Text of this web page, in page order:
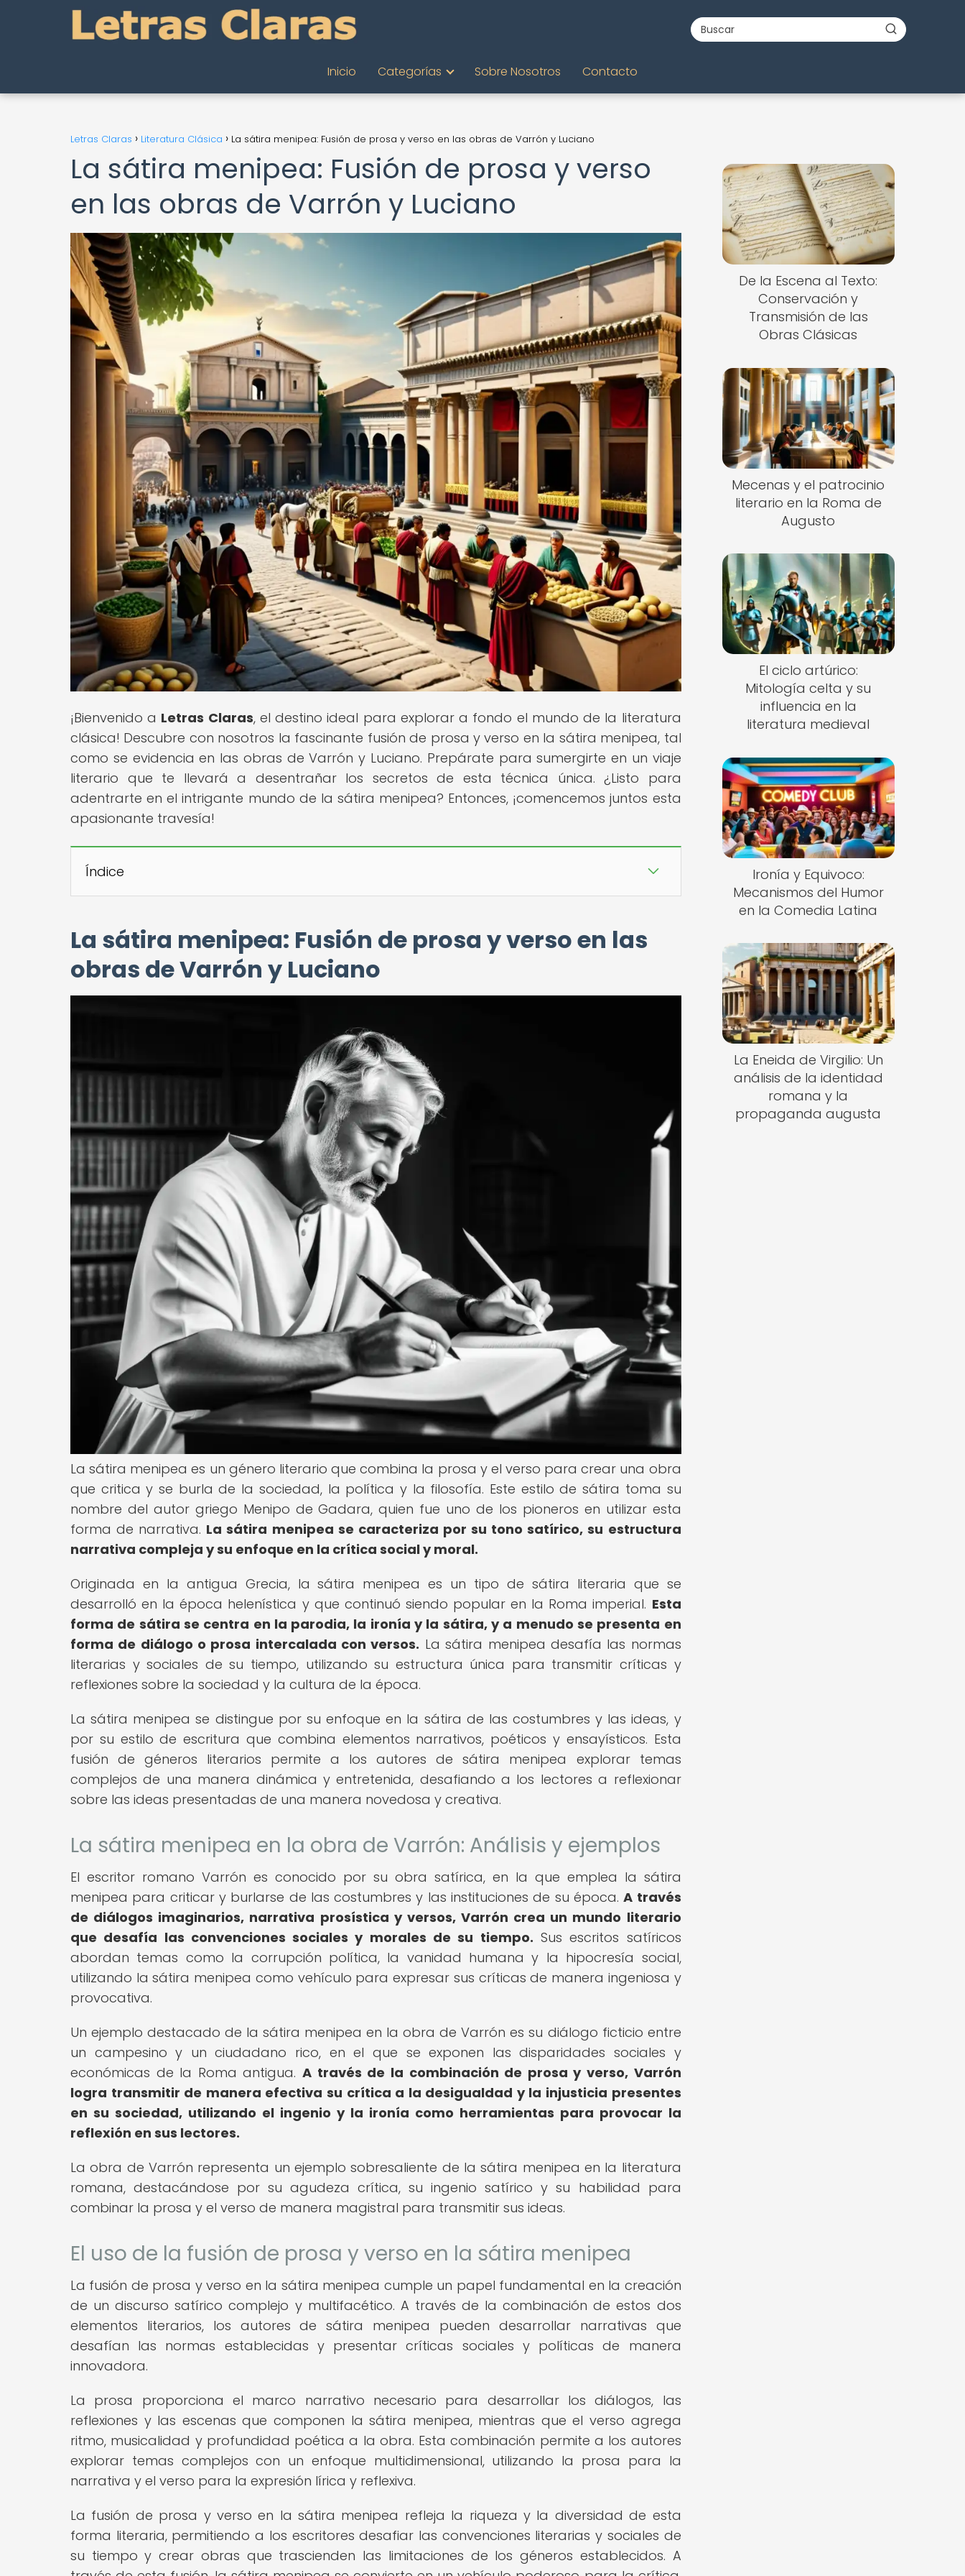
Inicio Categorías Sobre Nosotros Contacto
Letras Claras Literatura Clásica La sátira menipea: Fusión de prosa y verso en las obras de Varrón y Luciano
La sátira menipea: Fusión de prosa y verso
en las obras de Varrón y Luciano
¡Bienvenido a Letras Claras, el destino ideal para explorar a fondo el mundo de la literatura
clásica! Descubre con nosotros la fascinante fusión de prosa y verso en la sátira menipea, tal
como se evidencia en las obras de Varrón y Luciano. Prepárate para sumergirte en un viaje
literario que te llevará a desentrañar los secretos de esta técnica única. ¿Listo para
adentrarte en el intrigante mundo de la sátira menipea? Entonces, ¡comencemos juntos esta
apasionante travesía!
Índice
La sátira menipea: Fusión de prosa y verso en las
obras de Varrón y Luciano
La sátira menipea es un género literario que combina la prosa y el verso para crear una obra
que critica y se burla de la sociedad, la política y la filosofía. Este estilo de sátira toma su
nombre del autor griego Menipo de Gadara, quien fue uno de los pioneros en utilizar esta
forma de narrativa. La sátira menipea se caracteriza por su tono satírico, su estructura
narrativa compleja y su enfoque en la crítica social y moral.
Originada en la antigua Grecia, la sátira menipea es un tipo de sátira literaria que se
desarrolló en la época helenística y que continuó siendo popular en la Roma imperial. Esta
forma de sátira se centra en la parodia, la ironía y la sátira, y a menudo se presenta en
forma de diálogo o prosa intercalada con versos. La sátira menipea desafía las normas
literarias y sociales de su tiempo, utilizando su estructura única para transmitir críticas y
reflexiones sobre la sociedad y la cultura de la época.
La sátira menipea se distingue por su enfoque en la sátira de las costumbres y las ideas, y
por su estilo de escritura que combina elementos narrativos, poéticos y ensayísticos. Esta
fusión de géneros literarios permite a los autores de sátira menipea explorar temas
complejos de una manera dinámica y entretenida, desafiando a los lectores a reflexionar
sobre las ideas presentadas de una manera novedosa y creativa.
La sátira menipea en la obra de Varrón: Análisis y ejemplos
El escritor romano Varrón es conocido por su obra satírica, en la que emplea la sátira
menipea para criticar y burlarse de las costumbres y las instituciones de su época.A través
de diálogos imaginarios, narrativa prosística y versos, Varrón crea un mundo literario
que desafía las convenciones sociales y morales de su tiempo. Sus escritos satíricos
abordan temas como la corrupción política, la vanidad humana y la hipocresía social,
utilizando la sátira menipea como vehículo para expresar sus críticas de manera ingeniosa y
provocativa.
Un ejemplo destacado de la sátira menipea en la obra de Varrón es su diálogo ficticio entre
un campesino y un ciudadano rico, en el que se exponen las disparidades sociales y
económicas de la Roma antigua.A través de la combinación de prosa y verso, Varrón
logra transmitir de manera efectiva su crítica a la desigualdad y la injusticia presentes
en su sociedad, utilizando el ingenio y la ironía como herramientas para provocar la
reflexión en sus lectores.
La obra de Varrón representa un ejemplo sobresaliente de la sátira menipea en la literatura
romana, destacándose por su agudeza crítica, su ingenio satírico y su habilidad para
combinar la prosa y el verso de manera magistral para transmitir sus ideas.
El uso de la fusión de prosa y verso en la sátira menipea
La fusión de prosa y verso en la sátira menipea cumple un papel fundamental en la creación
de un discurso satírico complejo y multifacético. A través de la combinación de estos dos
elementos literarios, los autores de sátira menipea pueden desarrollar narrativas que
desafían las normas establecidas y presentar críticas sociales y políticas de manera
innovadora.
La prosa proporciona el marco narrativo necesario para desarrollar los diálogos, las
reflexiones y las escenas que componen la sátira menipea, mientras que el verso agrega
ritmo, musicalidad y profundidad poética a la obra. Esta combinación permite a los autores
explorar temas complejos con un enfoque multidimensional, utilizando la prosa para la
narrativa y el verso para la expresión lírica y reflexiva.
La fusión de prosa y verso en la sátira menipea refleja la riqueza y la diversidad de esta
forma literaria, permitiendo a los escritores desafiar las convenciones literarias y sociales de
su tiempo y crear obras que trascienden las limitaciones de los géneros establecidos. A
De la Escena al Texto:
Conservación y
Transmisión de las
Obras Clásicas
Mecenas y el patrocinio
literario en la Roma de
Augusto
El ciclo artúrico:
Mitología celta y su
influencia en la
literatura medieval
Ironía y Equivoco:
Mecanismos del Humor
en la Comedia Latina
La Eneida de Virgilio: Un
análisis de la identidad
romana y la
propaganda augusta